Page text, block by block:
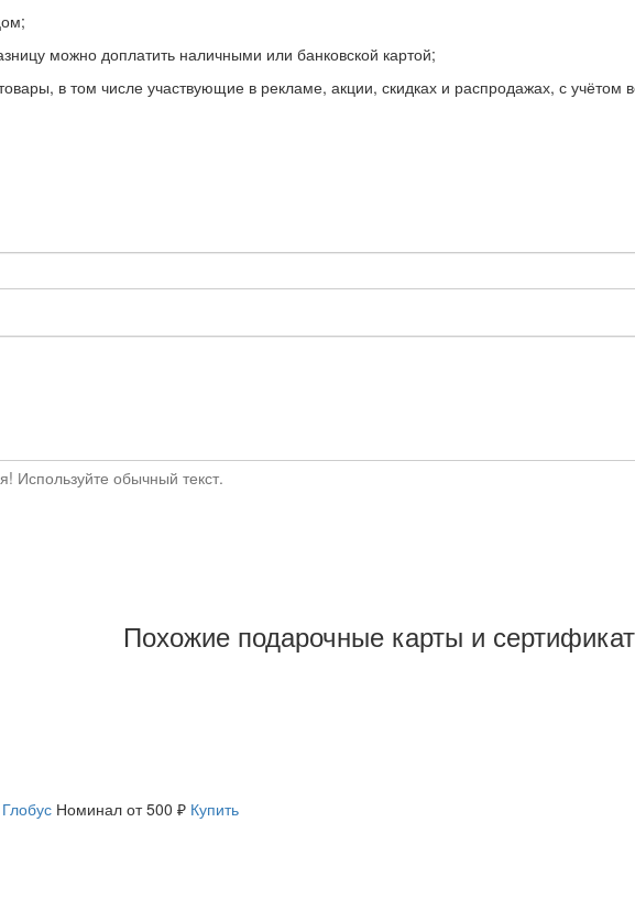
можно доплатить наличными или банковской картой;
в том числе участвующие в рекламе, акции, скидках и распродажах, с учётом
Используйте обычный текст.
Похожие подарочные карты и
Номинал от 500 ₽ Купить